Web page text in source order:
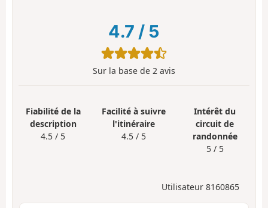
4.7 / 5
Sur la base de 2 avis
Fiabilité de la
description
4.5 / 5
Facilité à suivre
l'itinéraire
4.5 / 5
Intérêt du
circuit de
randonnée
5 / 5
Utilisateur 8160865